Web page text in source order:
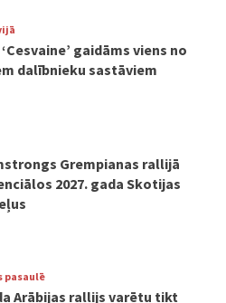
gaidāms viens no
dalībnieku sastāviem
Grempianas rallijā
2027. gada Skotijas
pasaulē
Arābijas rallijs varētu tikt